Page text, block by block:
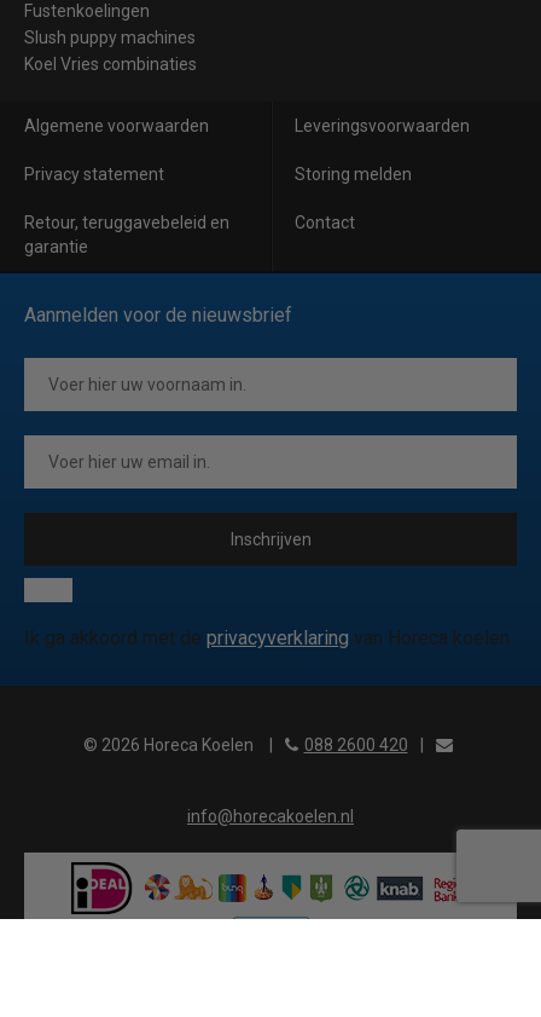
Fustenkoelingen
Slush puppy machines
Koel Vries combinaties
Algemene voorwaarden Leveringsvoorwaarden
Privacy statement Storing melden
Retour, teruggavebeleid en
garantie
Contact
Aanmelden voor de nieuwsbrief
Inschrijven
Ik ga akkoord met de privacyverklaring van Horeca koelen
© 2026 Horeca Koelen 088 2600 420
info@horecakoelen.nl